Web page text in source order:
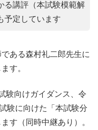
る講評（本試験模範解
予定しています
ある森村礼二郎先生に
ます。
験向けガイダンス、令
験に向けた「本試験分
す（同時中継あり）。